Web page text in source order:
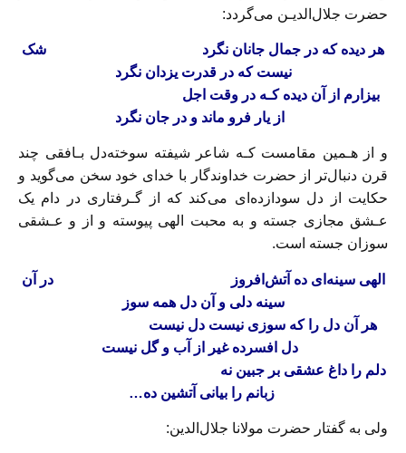
حضرت جلال‌الدیـن می‌گردد:
هر دیده که در جمال جانان ‌نگرد‌ شک
نیست که در قدرت یزدان نگرد
بیزارم از آن دیده کـه در‌ وقت‌ اجل‌
از یار فرو ماند و در جان نگرد
و از هـمین مقامست کـه شاعر شیفته سوخته‌دل‌ بـافقی چند
قرن دنبال‌تر از حضرت خداوندگار با خدای خود سخن می‌گوید و
حکایت‌ از دل سودازده‌ای‌ می‌کند‌ که از گـرفتاری در دام یک
عـشق مجازی جسته و به محبت الهی پیوسته و از و عـشقی
سوزان جسته است.
الهی سینه‌ای ده آتش‌افروزدر آن
سینه دلی و آن دل همه سوز‌
هر آن دل را که سوزی نیست دل نیست
دل افسرده غیر از آب و گل نیست
دلم را داغ عشقی بر جبین نه‌
زبانم را بیانی آتشین ده…
ولی به‌ گفتار‌ حضرت مولانا جلال‌الدین: